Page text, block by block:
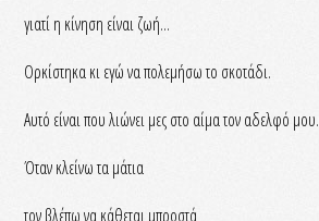
γιατί η κίνηση είναι ζωή...
Ορκίστηκα κι εγώ να πολεμήσω το σκοτάδι.
Αυτό είναι που λιώνει μες στο αίμα τον αδελφό μου.
Όταν κλείνω τα μάτια
τον βλέπω να κάθεται μπροστά